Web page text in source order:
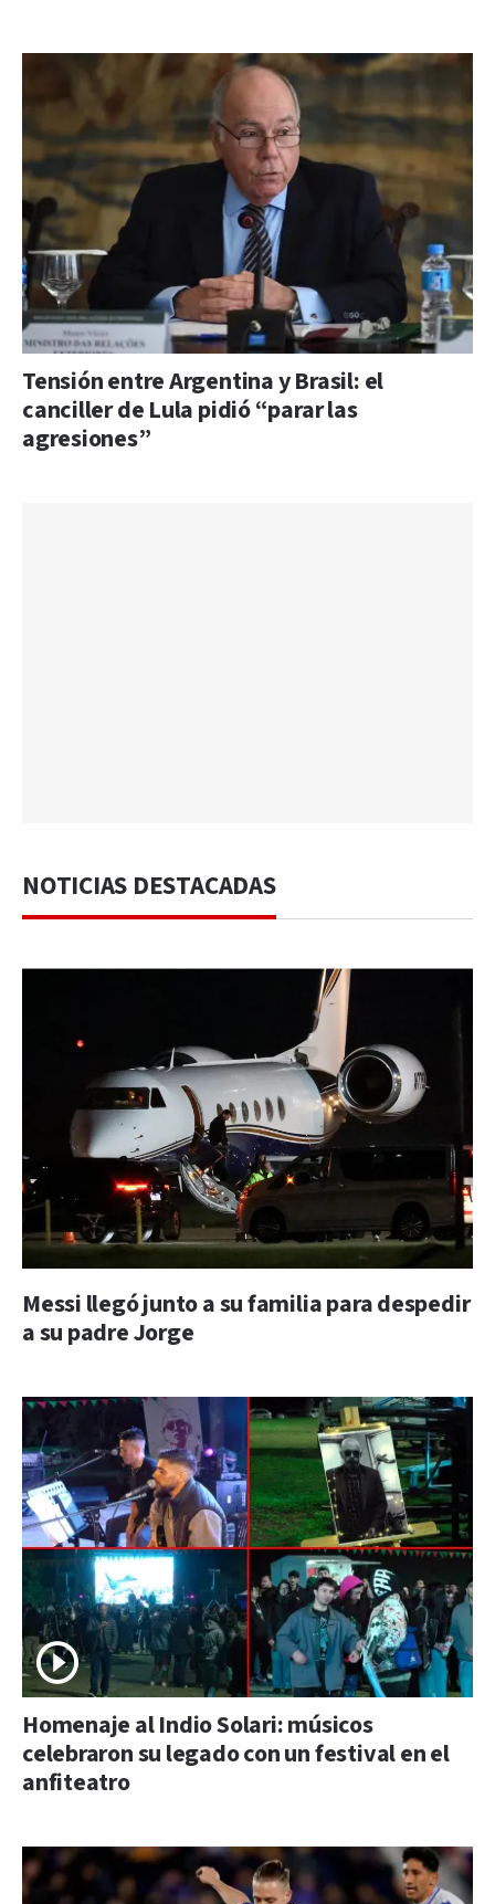
Tensión entre Argentina y Brasil: el
canciller de Lula pidió “parar las
agresiones”
NOTICIAS DESTACADAS
Messi llegó junto a su familia para despedir
a su padre Jorge
Homenaje al Indio Solari: músicos
celebraron su legado con un festival en el
anfiteatro